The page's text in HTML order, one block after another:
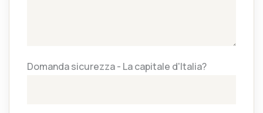
Domanda sicurezza - La capitale d'Italia?